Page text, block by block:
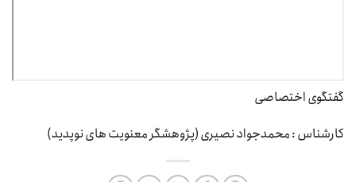
گفتگوی اختصاصی
کارشناس : محمدجواد نصیری (پژوهشگر معنویت های نوپدید)